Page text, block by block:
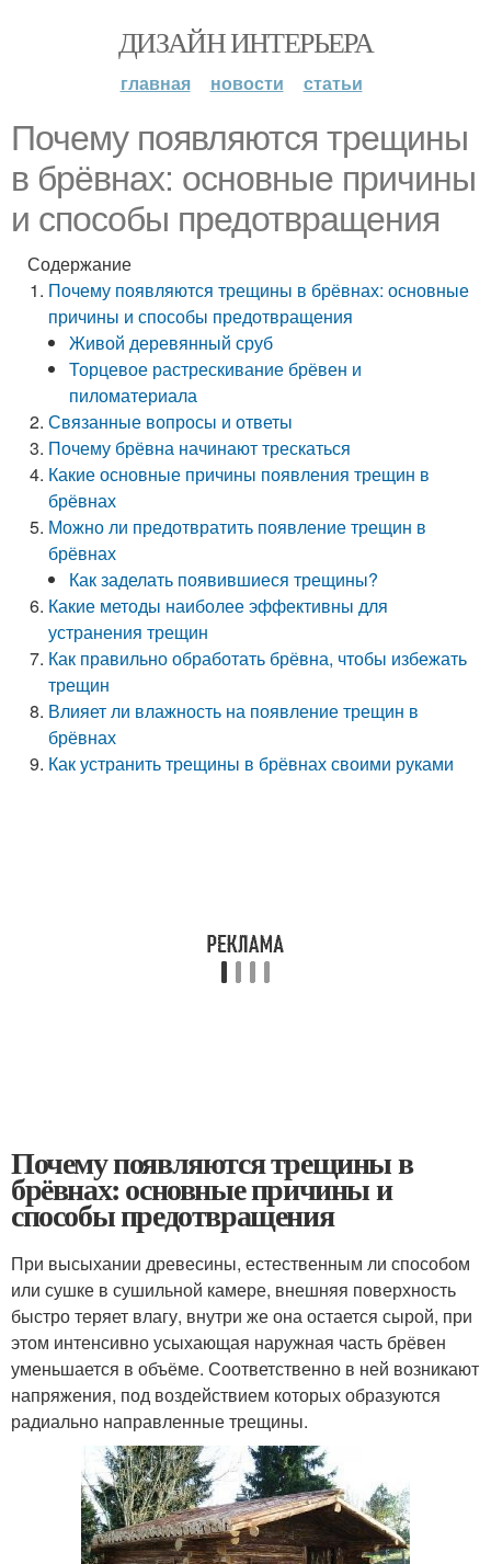
ДИЗАЙН ИНТЕРЬЕРА
главная новости статьи
Почему появляются трещины
в брёвнах: основные причины
и способы предотвращения
Содержание
Почему появляются трещины в брёвнах: основные
причины и способы предотвращения
Живой деревянный сруб
Торцевое растрескивание брёвен и
пиломатериала
Связанные вопросы и ответы
Почему брёвна начинают трескаться
Какие основные причины появления трещин в
брёвнах
Можно ли предотвратить появление трещин в
брёвнах
Как заделать появившиеся трещины?
Какие методы наиболее эффективны для
устранения трещин
Как правильно обработать брёвна, чтобы избежать
трещин
Влияет ли влажность на появление трещин в
брёвнах
Как устранить трещины в брёвнах своими руками
Почему появляются трещины в
брёвнах: основные причины и
способы предотвращения
При высыхании древесины, естественным ли способом
или сушке в сушильной камере, внешняя поверхность
быстро теряет влагу, внутри же она остается сырой, при
этом интенсивно усыхающая наружная часть брёвен
уменьшается в объёме. Соответственно в ней возникают
напряжения, под воздействием которых образуются
радиально направленные трещины.